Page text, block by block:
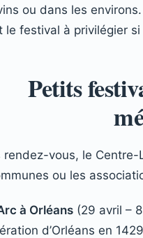
ou dans les
le festival à privilégier
Petits
vous, le
ou les
à Orléans (29 avril –
d’Orléans en